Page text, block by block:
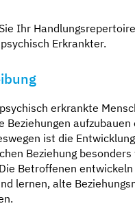
Ihr
Erkrankter.
erkrankte
Beziehungen
ist die
Beziehung besonders
Betroffenen
lernen, alte